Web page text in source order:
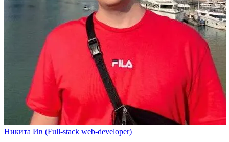
Никита Ив (Full-stack web-developer)